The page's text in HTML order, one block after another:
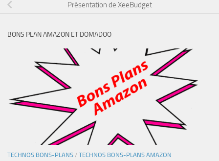
Présentation de XeeBudget
BONS PLAN AMAZON ET DOMADOO
TECHNOS BONS-PLANS / TECHNOS BONS-PLANS AMAZON